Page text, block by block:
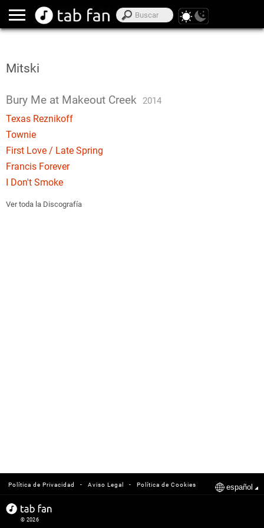
Mitski
Bury Me at Makeout Creek 2014
Texas Reznikoff
Townie
First Love / Late Spring
Francis Forever
I Don't Smoke
Ver toda la Discografía
Política de Cookies
-
Aviso Legal
-
Política de Privacidad español
© 2026